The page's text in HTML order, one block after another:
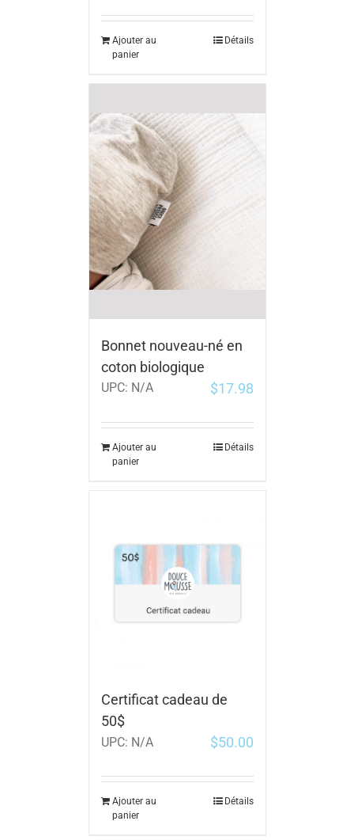
Ajouter au
panier
Détails
Bonnet nouveau-né en
coton biologique
UPC: N/A $17.98
Ajouter au
panier
Détails
Certificat cadeau de
50$
UPC: N/A $50.00
Ajouter au
panier
Détails